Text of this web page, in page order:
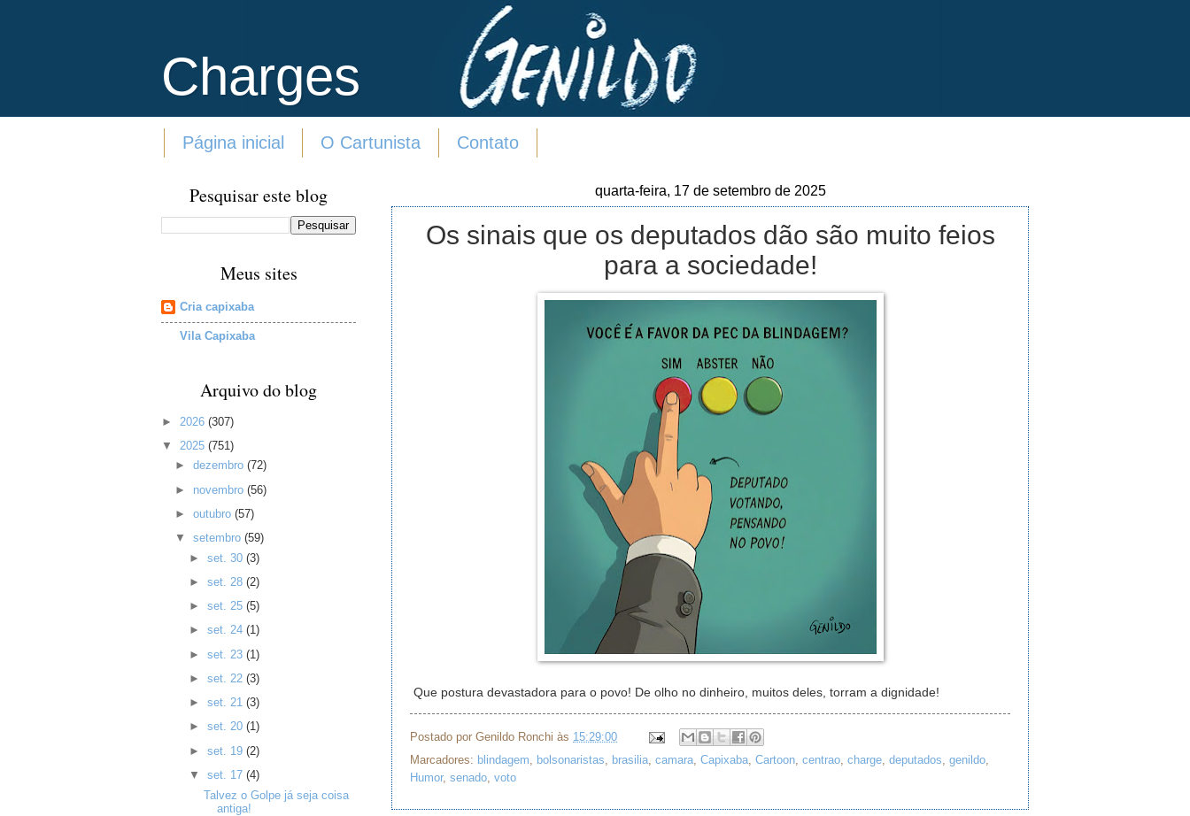
Charges
Página inicial O Cartunista Contato
quarta-feira, 17 de setembro de 2025
Os sinais que os deputados dão são muito feios
para a sociedade!
Que postura devastadora para o povo! De olho no dinheiro, muitos deles, torram a dignidade!
Postado por Genildo Ronchi às 15:29:00
Marcadores: blindagem, bolsonaristas, brasilia, camara, Capixaba, Cartoon, centrao, charge, deputados, genildo,
Humor, senado, voto
Pesquisar este blog
Meus sites
Cria capixaba
Vila Capixaba
Arquivo do blog
► 2026 (307)
▼ 2025 (751)
►dezembro(72)
► novembro(56)
►outubro(57)
▼setembro(59)
► set. 30 (3)
► set. 28 (2)
► set. 25 (5)
► set. 24 (1)
► set. 23 (1)
► set. 22 (3)
► set. 21 (3)
► set. 20 (1)
► set. 19 (2)
▼ set. 17 (4)
Talvez o Golpe já seja coisa
antiga!